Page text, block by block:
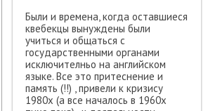
Были и времена, когда оставшиеся
квебекцы вынуждены были
учиться и общаться с
государственными органами
исключителньо на английском
языке. Все это притеснение и
память (!!) , привели к кризису
1980х (а все началось в 1960х